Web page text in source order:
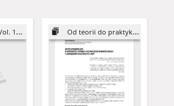
Od teorii do praktyki zarządzania